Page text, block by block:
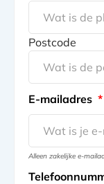
Postcode
E-mailadres *
Alleen zakelijke e-